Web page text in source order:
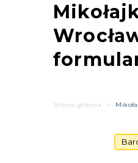
Strona główna >